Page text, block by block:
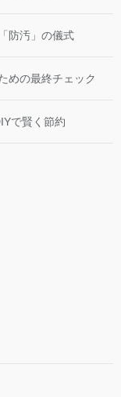
防汚」の儀式
めの最終チェック
で賢く節約